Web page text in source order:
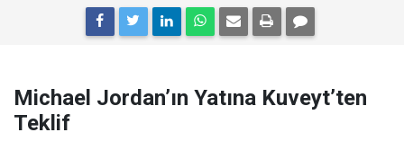
Michael Jordan’ın Yatına Kuveyt’ten
Teklif